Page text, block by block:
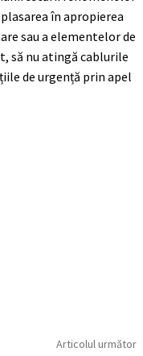
în apropierea
sau a elementelor de
să nu atingă cablurile
de urgență prin apel
Articolul următor